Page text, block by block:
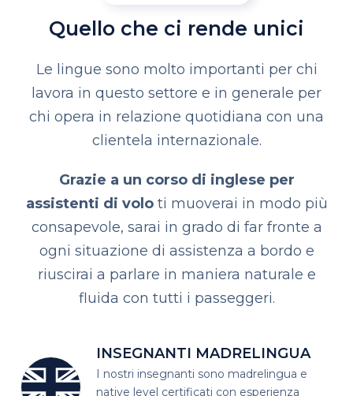
Quello che ci rende unici
Le lingue sono molto importanti per chi
lavora in questo settore e in generale per
chi opera in relazione quotidiana con una
clientela internazionale.
Grazie a un corso di inglese per
assistenti di voloti muoverai in modo più
consapevole, sarai in grado di far fronte a
ogni situazione di assistenza a bordo e
riuscirai a parlare in maniera naturale e
fluida con tutti i passeggeri.
INSEGNANTI MADRELINGUA
I nostri insegnanti sono madrelingua e
native level certificati con esperienza